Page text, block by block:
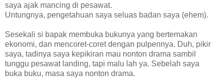
saya ajak mancing di pesawat.
Untungnya, pengetahuan saya seluas badan saya (ehem).
Sesekali si bapak membuka bukunya yang bertemakan
ekonomi, dan mencoret-coret dengan pulpennya. Duh, pikir
saya, tadinya saya kepikiran mau nonton drama sambil
tunggu pesawat landing, tapi malu lah ya. Sebelah saya
buka buku, masa saya nonton drama.